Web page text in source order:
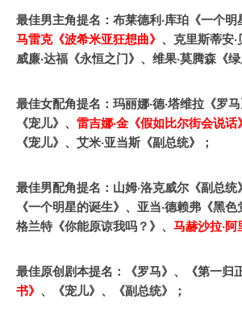
最佳男主角提名：布莱德利·库珀《一个明
马雷克《波希米亚狂想曲》 、克里斯蒂安·
威廉·达福《永恒之门》、维果·莫腾森《绿
最佳女配角提名：玛丽娜·德·塔维拉《罗
《宠儿》、 雷吉娜·金《假如比尔街会说话
《宠儿》、艾米·亚当斯《副总统》；
最佳男配角提名：山姆·洛克威尔《副总统
《一个明星的诞生》、亚当·德赖弗《黑色
格兰特《你能原谅我吗？》、 马赫沙拉·阿
最佳原创剧本提名：《罗马》、《第一归
书》 、《宠儿》、《副总统》；